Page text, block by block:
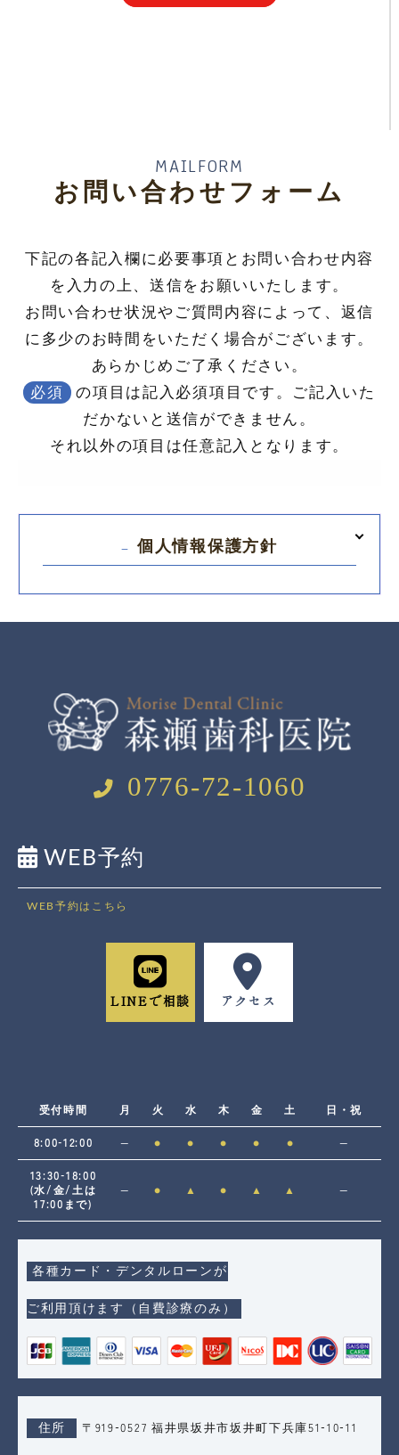
MAILFORM
お問い合わせフォーム
下記の各記入欄に必要事項とお問い合わせ内容
を入力の上、送信をお願いいたします。
お問い合わせ状況やご質問内容によって、返信
に多少のお時間をいただく場合がございます。
あらかじめご了承ください。
必須
の項目は記入必須項目です。ご記入いた
だかないと送信ができません。
それ以外の項目は任意記入となります。
個人情報保護方針
0776-72-1060
WEB予約
WEB予約はこちら
LINEで相談 アクセス
受付時間 月 火 水 木 金 土 日・祝
8:00-12:00 ― ● ● ● ● ● ―
13:30-18:00
(水/金/土は
17:00まで)
― ● ▲ ● ▲ ▲ ―
各種カード・デンタルローンが
ご利用頂けます（自費診療のみ）
住所 〒919-0527 福井県坂井市坂井町下兵庫51-10-11